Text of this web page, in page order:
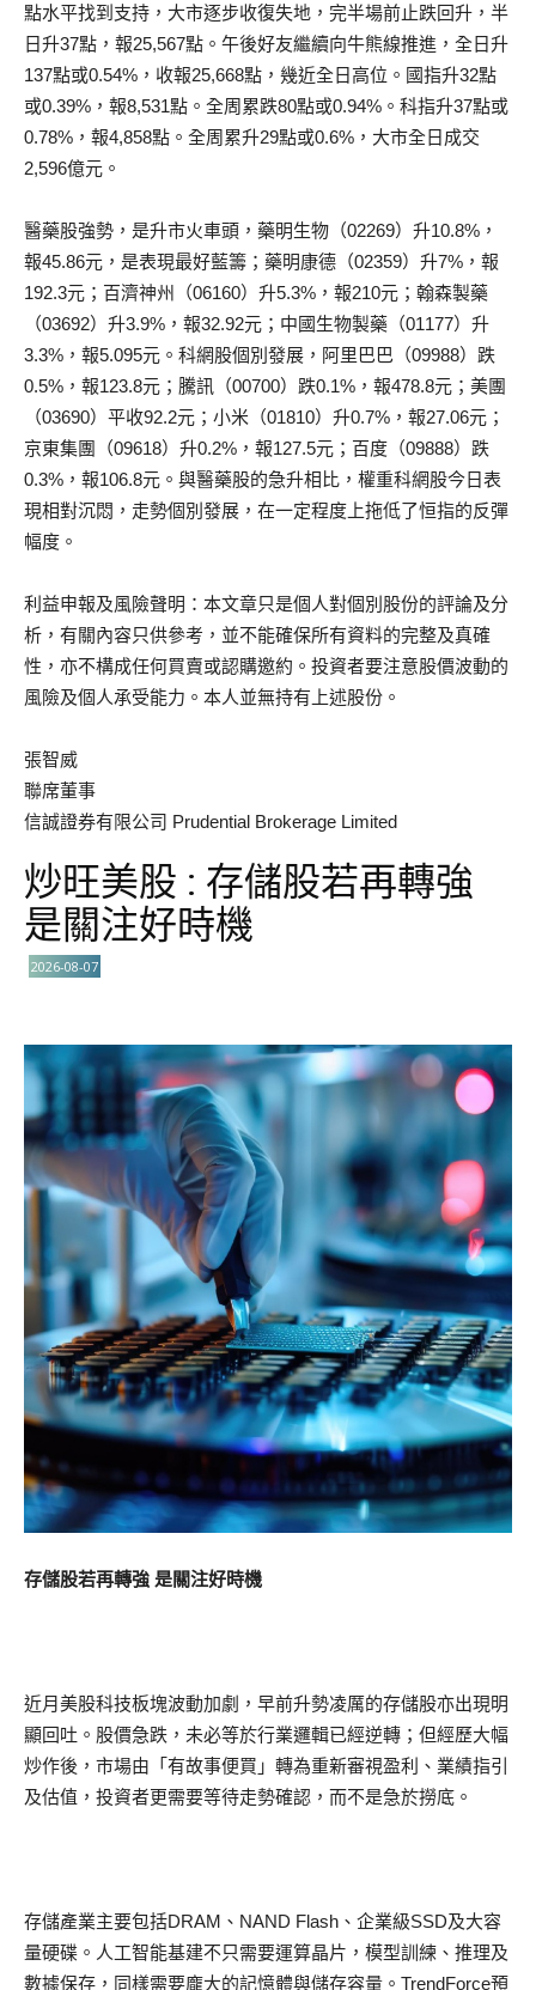
點水平找到支持，大市逐步收復失地，完半場前止跌回升，半
日升37點，報25,567點。午後好友繼續向牛熊線推進，全日升
137點或0.54%，收報25,668點，幾近全日高位。國指升32點
或0.39%，報8,531點。全周累跌80點或0.94%。科指升37點或
0.78%，報4,858點。全周累升29點或0.6%，大市全日成交
2,596億元。
醫藥股強勢，是升市火車頭，藥明生物（02269）升10.8%，
報45.86元，是表現最好藍籌；藥明康德（02359）升7%，報
192.3元；百濟神州（06160）升5.3%，報210元；翰森製藥
（03692）升3.9%，報32.92元；中國生物製藥（01177）升
3.3%，報5.095元。科網股個別發展，阿里巴巴（09988）跌
0.5%，報123.8元；騰訊（00700）跌0.1%，報478.8元；美團
（03690）平收92.2元；小米（01810）升0.7%，報27.06元；
京東集團（09618）升0.2%，報127.5元；百度（09888）跌
0.3%，報106.8元。與醫藥股的急升相比，權重科網股今日表
現相對沉悶，走勢個別發展，在一定程度上拖低了恒指的反彈
幅度。
利益申報及風險聲明：本文章只是個人對個別股份的評論及分
析，有關內容只供參考，並不能確保所有資料的完整及真確
性，亦不構成任何買賣或認購邀約。投資者要注意股價波動的
風險及個人承受能力。本人並無持有上述股份。
張智威
聯席董事
信誠證券有限公司 Prudential Brokerage Limited
炒旺美股 : 存儲股若再轉強
是關注好時機
2026-08-07
存儲股若再轉強 是關注好時機
近月美股科技板塊波動加劇，早前升勢凌厲的存儲股亦出現明
顯回吐。股價急跌，未必等於行業邏輯已經逆轉；但經歷大幅
炒作後，市場由「有故事便買」轉為重新審視盈利、業績指引
及估值，投資者更需要等待走勢確認，而不是急於撈底。
存儲產業主要包括DRAM、NAND Flash、企業級SSD及大容
量硬碟。人工智能基建不只需要運算晶片，模型訓練、推理及
數據保存，同樣需要龐大的記憶體與儲存容量。TrendForce預